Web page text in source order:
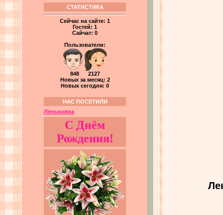
СТАТИСТИКА
Сейчас на сайте: 1
Гостей: 1
Сайчат: 0
Пользователи:
848 2127
Новых за месяц: 2
Новых сегодня: 0
НАС ПОСЕТИЛИ
Лёньковна
С Днём
Рождения!